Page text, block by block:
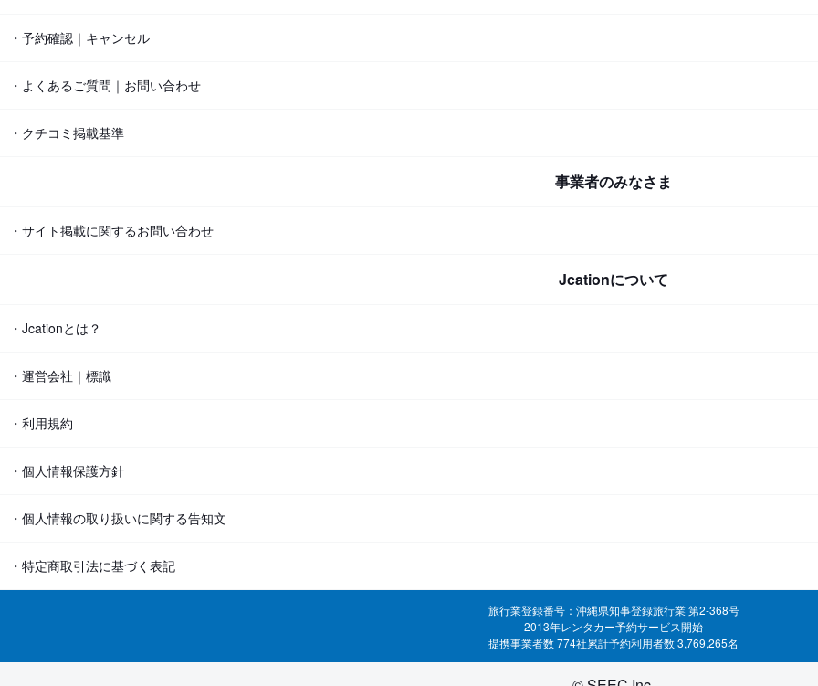
・予約確認｜キャンセル
・よくあるご質問｜お問い合わせ
・クチコミ掲載基準
事業者のみなさま
・サイト掲載に関するお問い合わせ
Jcationについて
・Jcationとは？
・運営会社｜標識
・利用規約
・個人情報保護方針
・個人情報の取り扱いに関する告知文
・特定商取引法に基づく表記
旅行業登録番号：沖縄県知事登録旅行業 第2-368号
2013年レンタカー予約サービス開始
提携事業者数 774社累計予約利用者数 3,769,265名